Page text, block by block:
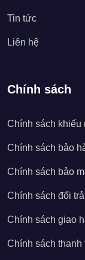
Tin tức
Liên hệ
Chính sách
Chính sách khiếu
Chính sách bảo
Chính sách bảo
Chính sách đổi trả
Chính sách giao
Chính sách thanh